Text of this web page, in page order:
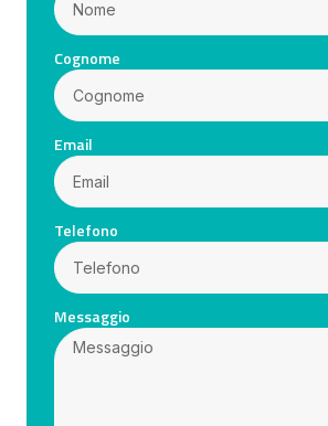
Cognome
Email
Telefono
Messaggio